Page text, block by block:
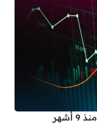
منذ 9 أشهر